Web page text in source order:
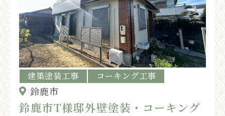
建築塗装工事 コーキング工事
鈴鹿市
鈴鹿市T様邸外壁塗装・コーキング